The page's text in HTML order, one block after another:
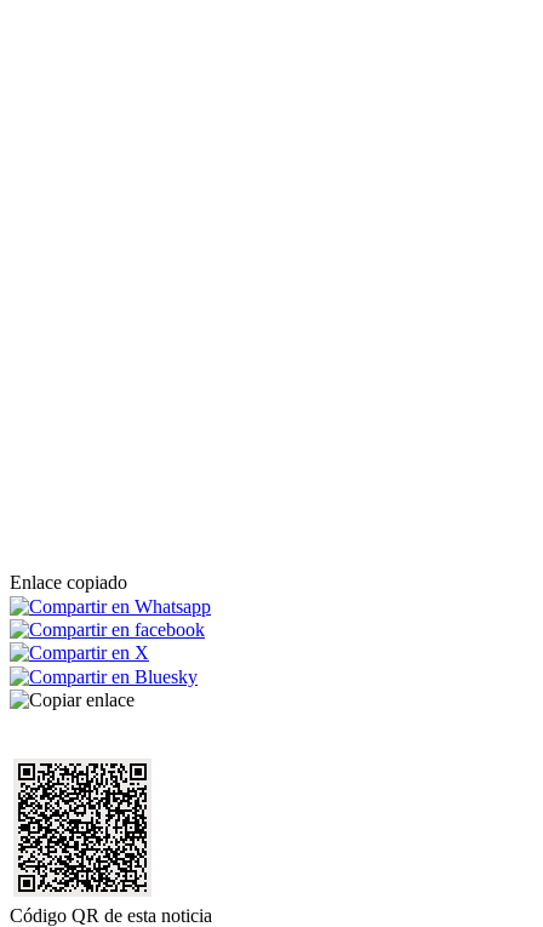
Enlace copiado
Código QR de esta noticia